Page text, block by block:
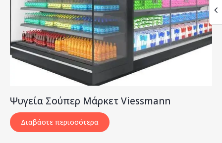
Ψυγεία Σούπερ Μάρκετ Viessmann
Διαβάστε περισσότερα